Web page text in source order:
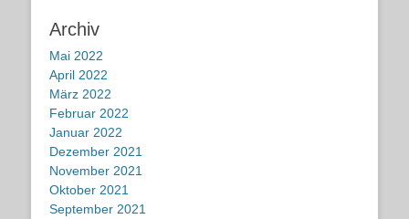
Archiv
Mai 2022
April 2022
März 2022
Februar 2022
Januar 2022
Dezember 2021
November 2021
Oktober 2021
September 2021